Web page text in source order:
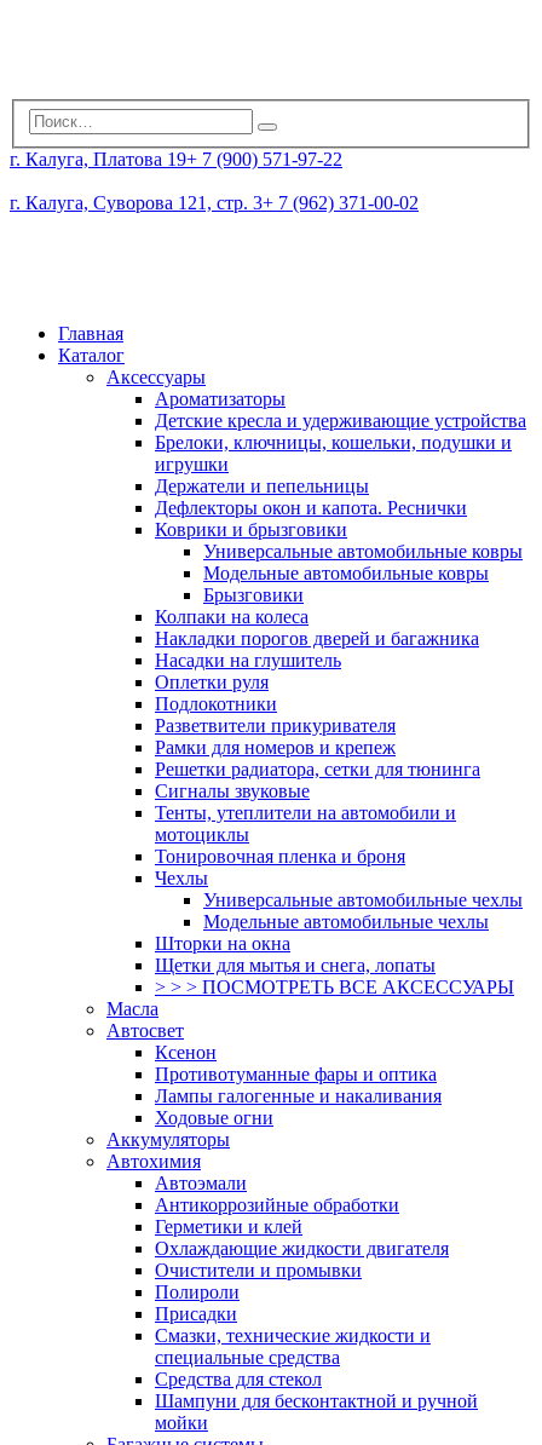
г. Калуга, Платова 19+ 7 (900) 571-97-22
г. Калуга, Суворова 121, стр. 3+ 7 (962) 371-00-02
Главная
Каталог
Аксессуары
Ароматизаторы
Детские кресла и удерживающие устройства
Брелоки, ключницы, кошельки, подушки и
игрушки
Держатели и пепельницы
Дефлекторы окон и капота. Реснички
Коврики и брызговики
Универсальные автомобильные ковры
Модельные автомобильные ковры
Брызговики
Колпаки на колеса
Накладки порогов дверей и багажника
Насадки на глушитель
Оплетки руля
Подлокотники
Разветвители прикуривателя
Рамки для номеров и крепеж
Решетки радиатора, сетки для тюнинга
Сигналы звуковые
Тенты, утеплители на автомобили и
мотоциклы
Тонировочная пленка и броня
Чехлы
Универсальные автомобильные чехлы
Модельные автомобильные чехлы
Шторки на окна
Щетки для мытья и снега, лопаты
> > > ПОСМОТРЕТЬ ВСЕ АКСЕССУАРЫ
Масла
Автосвет
Ксенон
Противотуманные фары и оптика
Лампы галогенные и накаливания
Ходовые огни
Аккумуляторы
Автохимия
Автоэмали
Антикоррозийные обработки
Герметики и клей
Охлаждающие жидкости двигателя
Очистители и промывки
Полироли
Присадки
Смазки, технические жидкости и
специальные средства
Средства для стекол
Шампуни для бесконтактной и ручной
мойки